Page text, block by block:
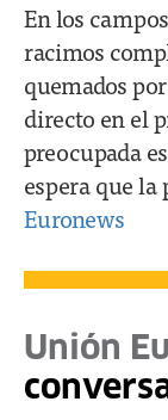
En los
racimos
quemados
directo en el
preocupada
espera que
Euronews
Unión